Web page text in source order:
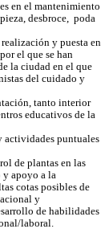
en el mantenimiento
desbroce, poda
y puesta en
el que se han
la ciudad en el que
del cuidado y
tanto interior
educativos de la
actividades puntuales
de plantas en las
y apoyo a la
cotas posibles de
y
de habilidades
laboral.